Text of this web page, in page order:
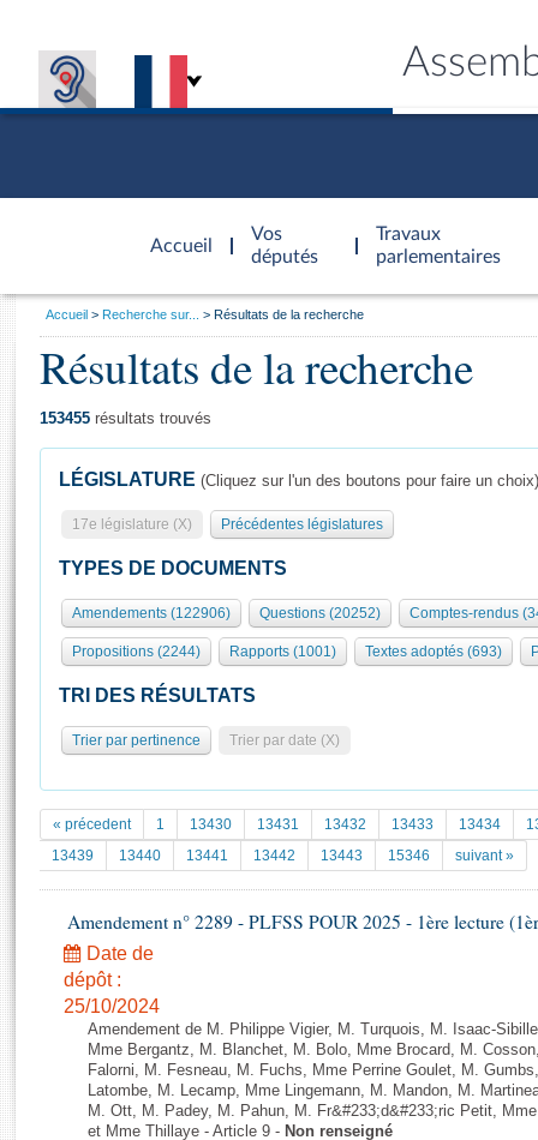
Accueil
d'accueil
Vos
députés
Travaux
parlementaires
Présidence
577 députés
Groupes politiques
Séance publique
Commissions et autres organes
Europe et International
Pétitions
Documents parlementaires
Projets de loi
Propositions de loi
Amendements
Textes adoptés
Rapports d'information
Rapports d'enquête
Rapports législatifs
Général
Rôle et pouvoirs de l'Assemblée
Organisation de l'Assemblée
Présidence Conférence des Présidents Bureau Collège des
Statistiques et chiffres clés
Documents de référence
( Constitution | Règlement de l'Assemblée ... )
Histoire
Juniors
Anciennes législatures
Liens vers les sites publics
Visiter l'Assemblée
Visite virtuelle du palais Bourbon
Assister à une séance
La Bibliothèque
Les archives
Photos libres de droit
Vous
Accueil Recherche sur... Résultats de la recherche
Résultats de la recherche
153455 résultats trouvés
LÉGISLATURE (Cliquez sur l'un des boutons pour faire un choix)
17e législature (X) Précédentes législatures
TYPES DE DOCUMENTS
Amendements (122906) Questions (20252) Comptes-rendus
Propositions (2244) Rapports (1001) Textes adoptés (693)
TRI DES RÉSULTATS
Trier par pertinence Trier par date (X)
« précedent 1 13430 13431 13432 13433 13434
13439
13440 13441 13442 13443 15346 suivant »
Amendement n° 2289 - PLFSS POUR 2025 - 1ère lecture
Date de
dépôt :
25/10/2024
Amendement de M. Philippe Vigier, M. Turquois, M. Isaac-
Mme Bergantz, M. Blanchet, M. Bolo, Mme Brocard, M.
Falorni, M. Fesneau, M. Fuchs, Mme Perrine Goulet, M.
Latombe, M. Lecamp, Mme Lingemann, M. Mandon, M.
M. Ott, M. Padey, M. Pahun, M. Fr&#233;d&#233;ric Petit,
et Mme Thillaye - Article 9 - Non renseigné